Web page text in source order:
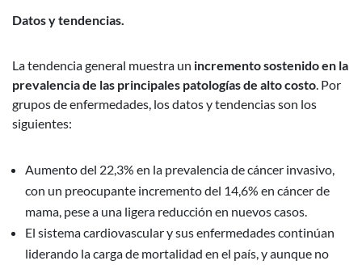
Datos y tendencias.
La tendencia general muestra un incremento sostenido en la
prevalencia de las principales patologías de alto costo . Por
grupos de enfermedades, los datos y tendencias son los
siguientes:
Aumento del 22,3% en la prevalencia de cáncer invasivo,
con un preocupante incremento del 14,6% en cáncer de
mama, pese a una ligera reducción en nuevos casos.
El sistema cardiovascular y sus enfermedades continúan
liderando la carga de mortalidad en el país, y aunque no